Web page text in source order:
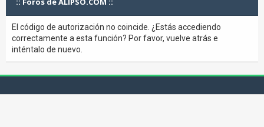
El código de autorización no coincide. ¿Estás accediendo
correctamente a esta función? Por favor, vuelve atrás e
inténtalo de nuevo.